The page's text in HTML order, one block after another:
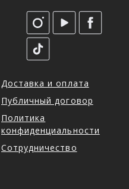
Доставка и оплата
Публичный договор
Политика
конфиденциальности
Сотрудничество